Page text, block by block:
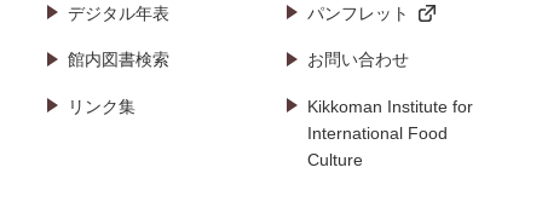
デジタル年表 パンフレット
館内図書検索 お問い合わせ
リンク集
Kikkoman Institute for
International Food
Culture